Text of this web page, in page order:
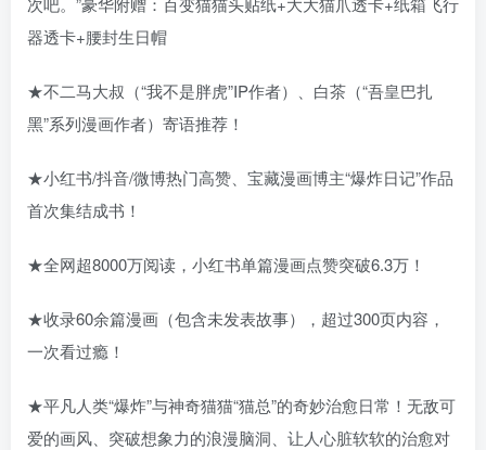
器透卡+腰封生日帽
★不二马大叔（“我不是胖虎”IP作者）、白茶（“吾皇巴扎
黑”系列漫画作者）寄语推荐！
★小红书/抖音/微博热门高赞、宝藏漫画博主“爆炸日记”作品
首次集结成书！
★全网超8000万阅读，小红书单篇漫画点赞突破6.3万！
★收录60余篇漫画（包含未发表故事），超过300页内容，
一次看过瘾！
★平凡人类“爆炸”与神奇猫猫“猫总”的奇妙治愈日常！无敌可
爱的画风、突破想象力的浪漫脑洞、让人心脏软软的治愈对